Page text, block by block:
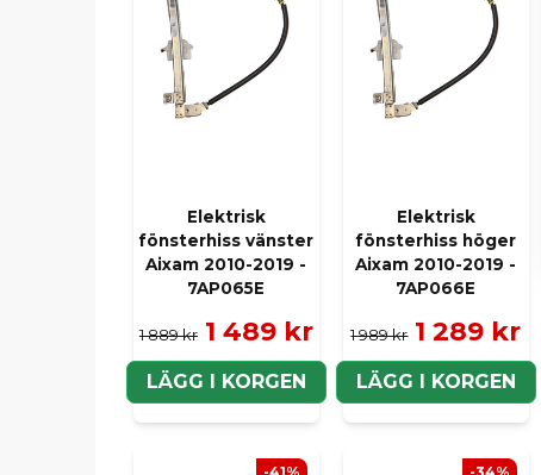
Elektrisk
fönsterhiss vänster
Aixam 2010-2019 -
7AP065E
1 889 kr 1 489 kr
LÄGG I KORGEN
Elektrisk
fönsterhiss höger
Aixam 2010-2019 -
7AP066E
1 989 kr 1 289 kr
LÄGG I KORGEN